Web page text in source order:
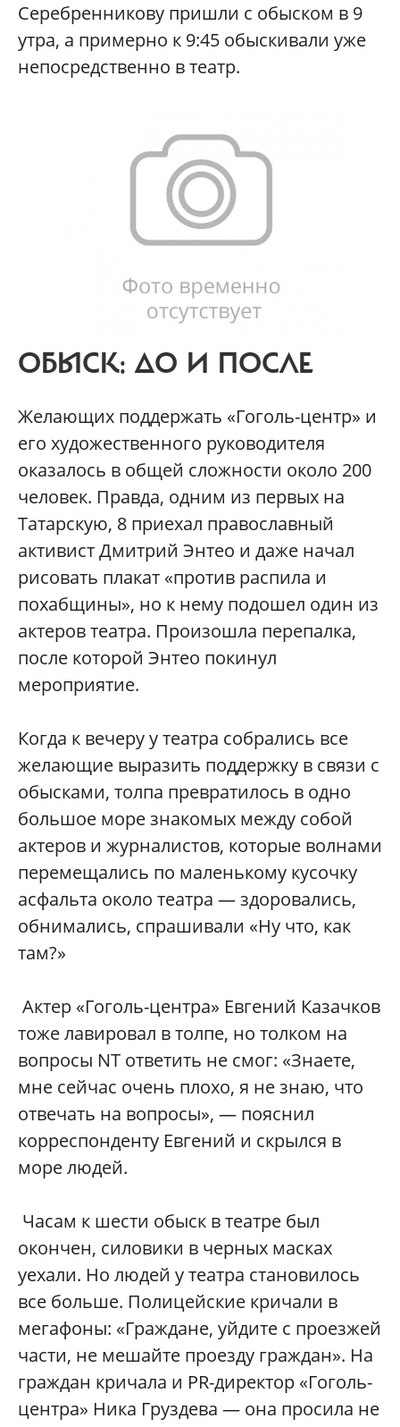
Серебренникову пришли с обыском в 9
утра, а примерно к 9:45 обыскивали уже
непосредственно в театр.
ОБЫСК: ДО И ПОСЛЕ
Желающих поддержать «Гоголь-центр» и
его художественного руководителя
оказалось в общей сложности около 200
человек. Правда, одним из первых на
Татарскую, 8 приехал православный
активист Дмитрий Энтео и даже начал
рисовать плакат «против распила и
похабщины», но к нему подошел один из
актеров театра. Произошла перепалка,
после которой Энтео покинул
мероприятие.
Когда к вечеру у театра собрались все
желающие выразить поддержку в связи с
обысками, толпа превратилось в одно
большое море знакомых между собой
актеров и журналистов, которые волнами
перемещались по маленькому кусочку
асфальта около театра — здоровались,
обнимались, спрашивали «Ну что, как
там?»
Актер «Гоголь-центра» Евгений Казачков
тоже лавировал в толпе, но толком на
вопросы NT ответить не смог: «Знаете,
мне сейчас очень плохо, я не знаю, что
отвечать на вопросы», — пояснил
корреспонденту Евгений и скрылся в
море людей.
Часам к шести обыск в театре был
окончен, силовики в черных масках
уехали. Но людей у театра становилось
все больше. Полицейские кричали в
мегафоны: «Граждане, уйдите с проезжей
части, не мешайте проезду граждан». На
граждан кричала и PR-директор «Гоголь-
центра» Ника Груздева — она просила не